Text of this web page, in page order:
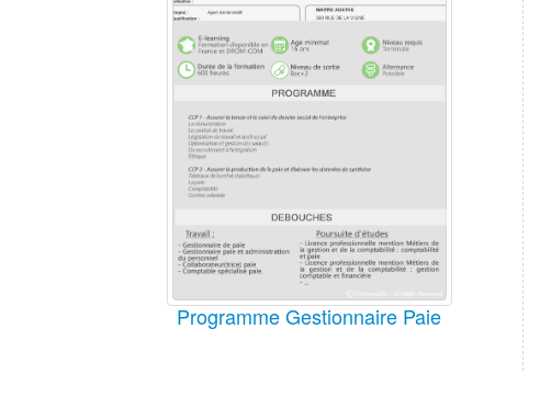
Programme Gestionnaire Paie